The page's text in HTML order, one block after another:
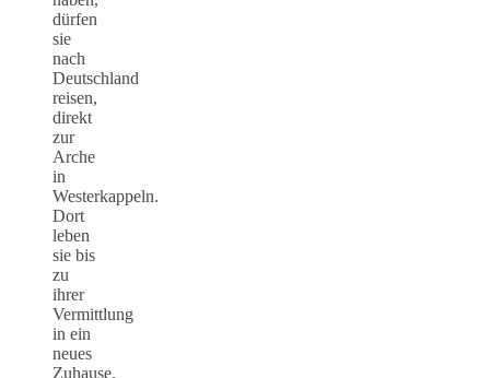
dürfen
sie
nach
Deutschland
reisen,
direkt
zur
Arche
in
Westerkappeln.
Dort
leben
sie bis
zu
ihrer
Vermittlung
in ein
neues
Zuhause.